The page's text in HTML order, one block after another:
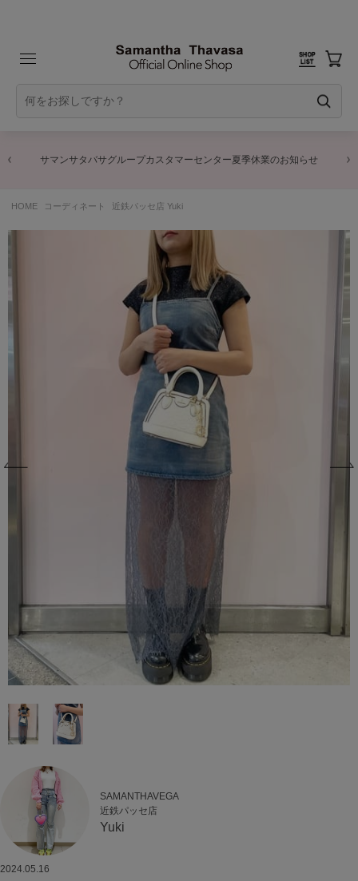
サマンサタバサグループカスタマーセンター夏季休業のお知らせ
HOME コーディネート 近鉄パッセ店 Yuki
SAMANTHAVEGA
近鉄パッセ店
Yuki
2024.05.16